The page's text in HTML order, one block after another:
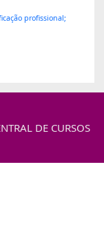
profissional;
DE CURSOS